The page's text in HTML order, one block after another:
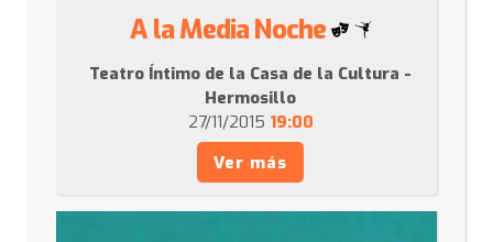
A la Media Noche
Teatro Íntimo de la Casa de la Cultura -
Hermosillo
27/11/2015 19:00
Ver más